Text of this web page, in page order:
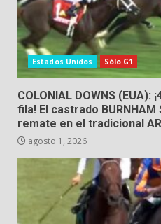
Estados Unidos Sólo G1
COLONIAL DOWNS
fila! El castrado BURNHAM
remate en el tradicional
agosto 1, 2026